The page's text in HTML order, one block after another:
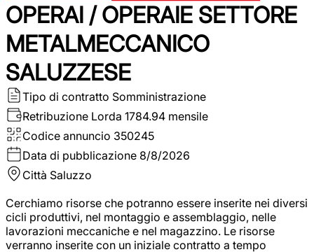
OPERAI / OPERAIE SETTORE
METALMECCANICO
SALUZZESE
Tipo di contratto Somministrazione
Retribuzione Lorda 1784.94 mensile
Codice annuncio 350245
Data di pubblicazione 8/8/2026
Città Saluzzo
Cerchiamo risorse che potranno essere inserite nei diversi
cicli produttivi, nel montaggio e assemblaggio, nelle
lavorazioni meccaniche e nel magazzino. Le risorse
verranno inserite con un iniziale contratto a tempo